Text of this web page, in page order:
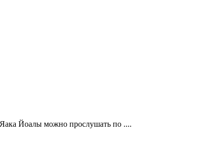
Йоалы можно прослушать по ....